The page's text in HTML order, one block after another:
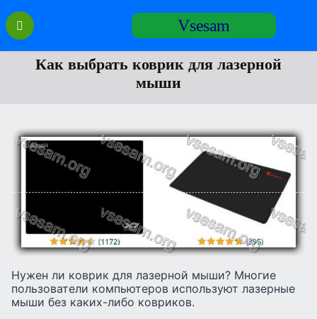
Перейти
содержанию
Vsesam
Как выбрать коврик для лазерной
мыши
Нужен ли коврик для лазерной мыши? Многие
пользователи компьютеров используют лазерные
мыши без каких-либо ковриков.